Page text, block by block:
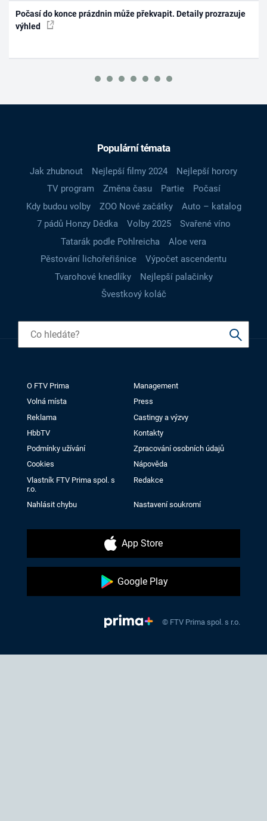
Počasí do konce prázdnin může překvapit. Detaily prozrazuje
výhled
Populární témata
Jak zhubnout Nejlepší filmy 2024
Nejlepší horory
TV program
Změna času Partie
Počasí
Kdy budou volby
ZOO Nové začátky
Auto – katalog
7 pádů Honzy Dědka
Volby 2025
Svařené víno
Tatarák podle Pohlreicha
Aloe vera
Pěstování lichořeřišnice
Výpočet ascendentu
Tvarohové knedlíky
Nejlepší palačinky
Švestkový koláč
O FTV Prima
Management
Volná místa
Press
Reklama
Castingy a výzvy
HbbTV
Kontakty
Podmínky užívání
Zpracování osobních údajů
Cookies
Nápověda
Vlastník FTV Prima spol. s
r.o.
Redakce
Nahlásit chybu Nastavení soukromí
App Store
Google Play
© FTV Prima spol. s r.o.